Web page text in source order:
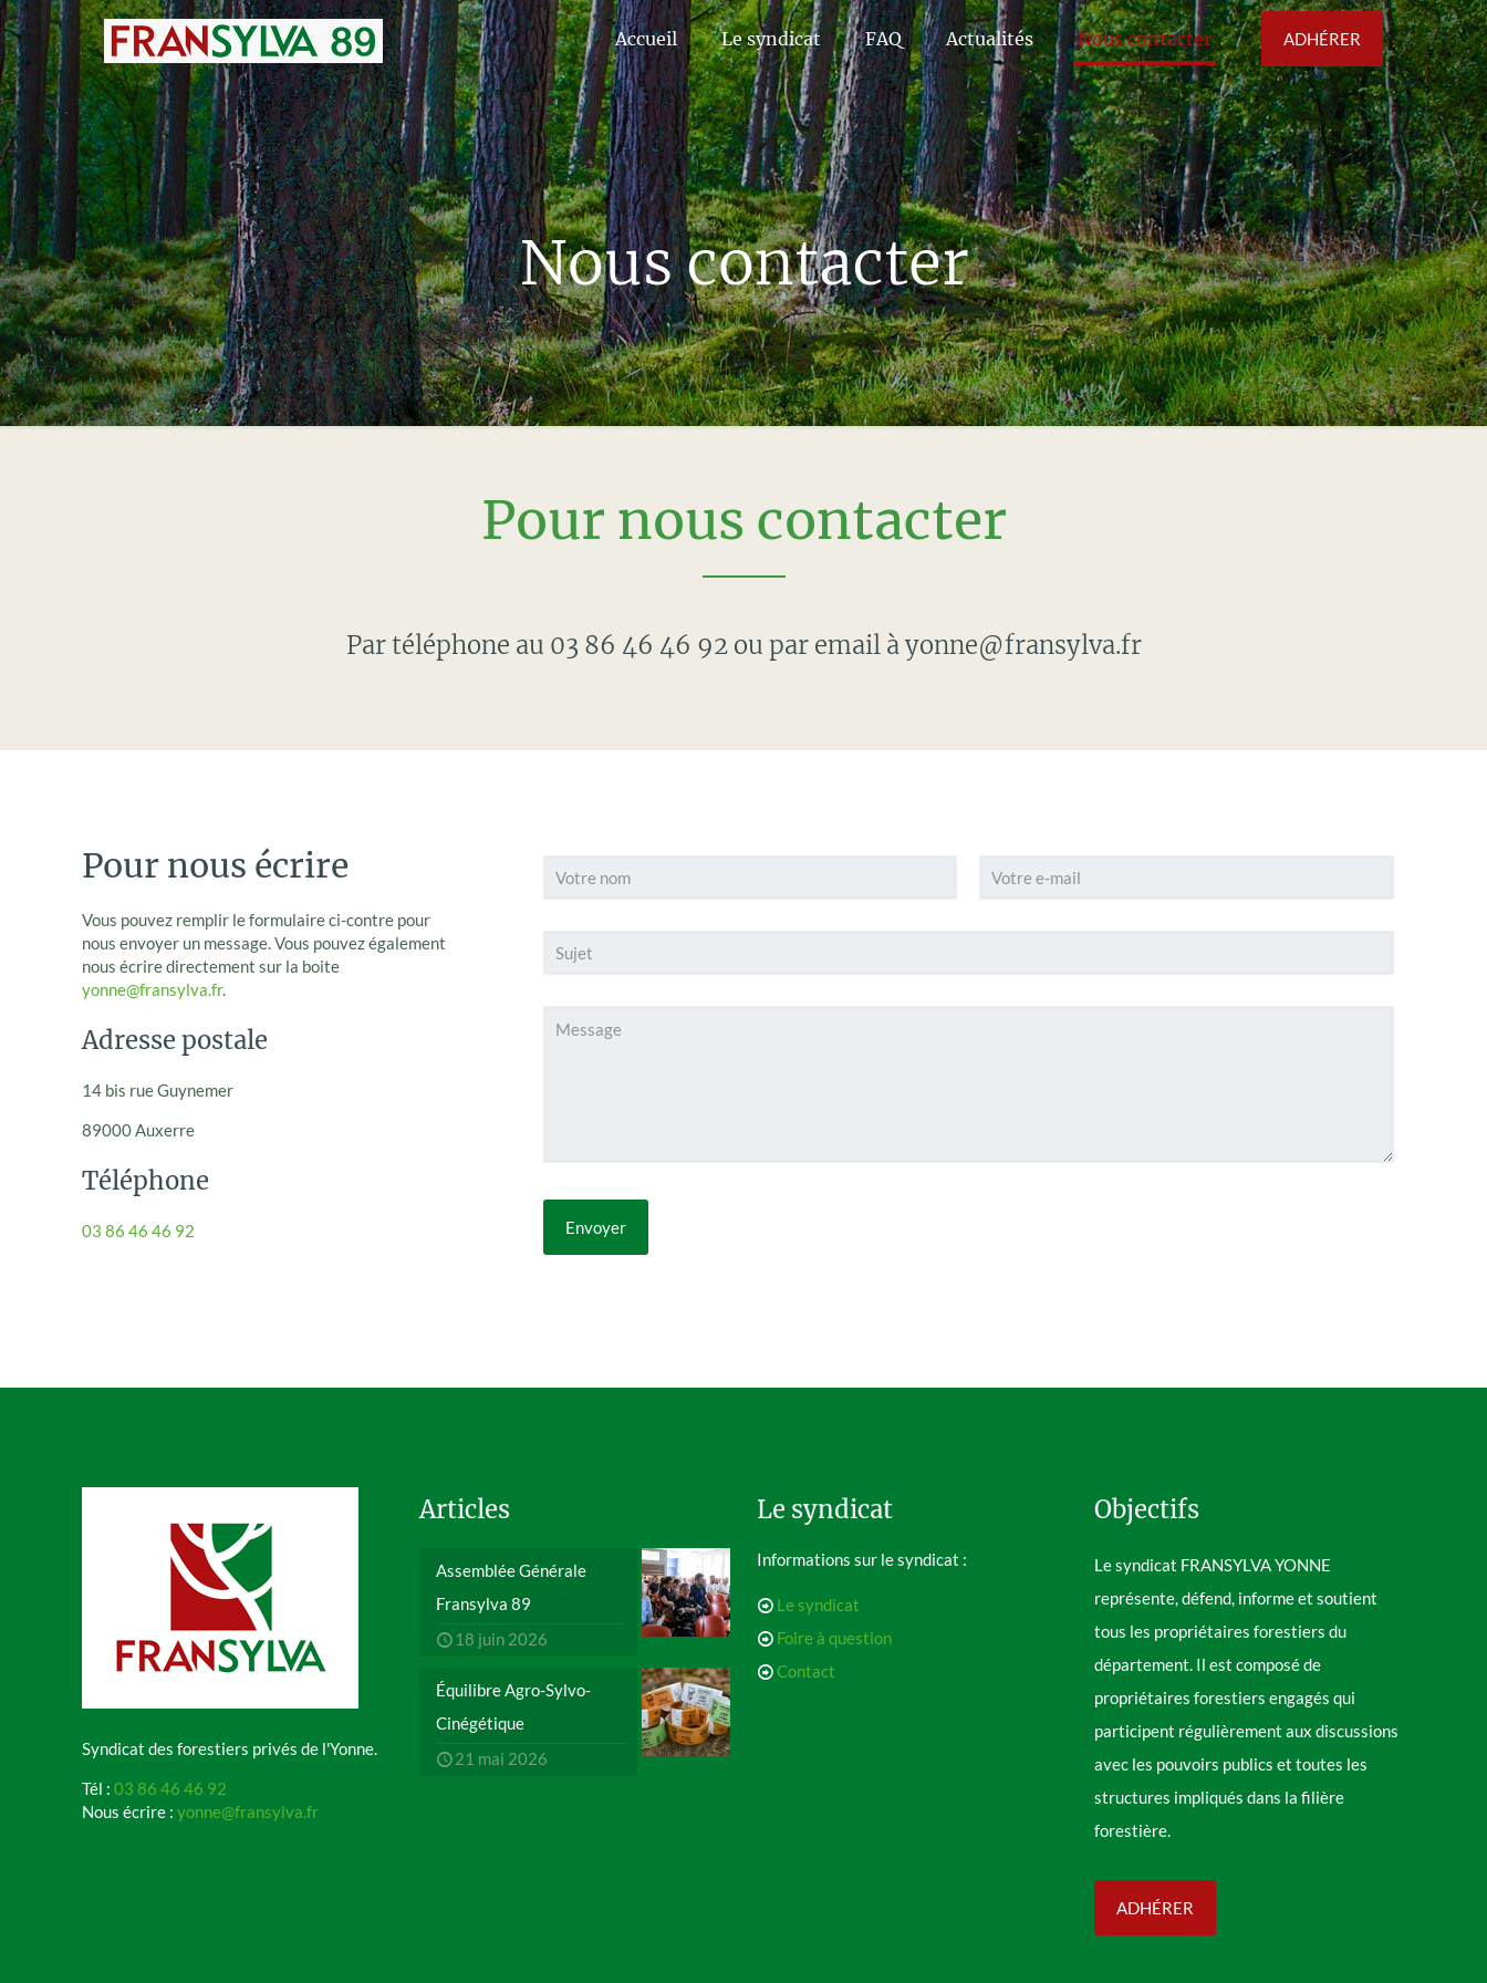
Accueil Le syndicat FAQ Actualités Nous contacter ADHÉRER
Nous contacter
Pour nous contacter
Par téléphone au 03 86 46 46 92ou par email àyonne@fransylva.fr
Pour nous écrire
Vous pouvez remplir le formulaire ci-contre pour
nous envoyer un message. Vous pouvez également
nous écrire directement sur la boite
yonne@fransylva.fr.
Adresse postale
14 bis rue Guynemer
89000 Auxerre
Téléphone
03 86 46 46 92
Syndicat des forestiers privés de l'Yonne.
Tél : 03 86 46 46 92
Nous écrire : yonne@fransylva.fr
Articles
Assemblée Générale
Fransylva 89
18 juin 2026
Équilibre Agro-Sylvo-
Cinégétique
21 mai 2026
Le syndicat
Informations sur le syndicat :
Le syndicat
Foire à question
Contact
Objectifs
Le syndicat FRANSYLVA YONNE
représente, défend, informe et soutient
tous les propriétaires forestiers du
département. Il est composé de
propriétaires forestiers engagés qui
participent régulièrement aux discussions
avec les pouvoirs publics et toutes les
structures impliqués dans la filière
forestière.
ADHÉRER